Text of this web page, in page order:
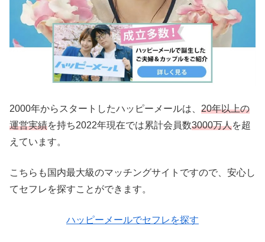
2000年からスタートしたハッピーメールは、 20年以上の
運営実績を持ち2022年現在では累計会員数3000万人を超
えています。
こちらも国内最大級のマッチングサイトですので、安心し
てセフレを探すことができます。
ハッピーメールでセフレを探す